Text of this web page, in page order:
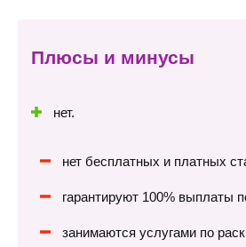
Плюсы и минусы
нет.
нет бесплатных и платных
гарантируют 100% выплаты
занимаются услугами по